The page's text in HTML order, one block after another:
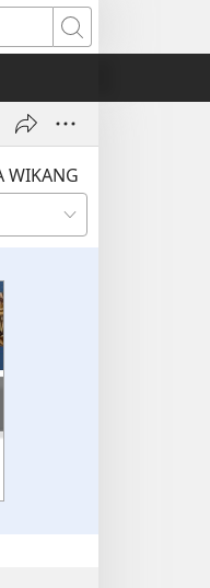
Hanapin
WIKANG